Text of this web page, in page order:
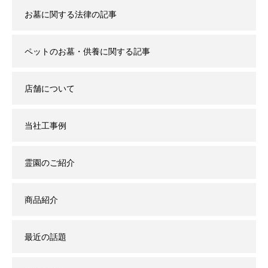
お墓に関する法律の記事
ペットのお墓・供養に関する記事
店舗について
当社工事例
霊園のご紹介
商品紹介
最近の話題